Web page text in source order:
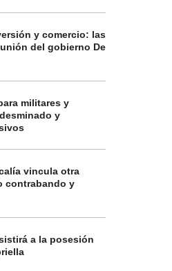
y comercio: las
del gobierno De
militares y
y
vincula otra
contrabando y
a la posesión